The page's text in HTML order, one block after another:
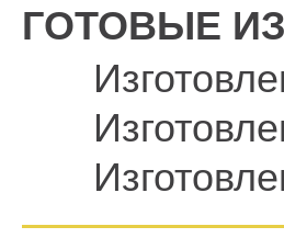
ГОТОВЫЕ